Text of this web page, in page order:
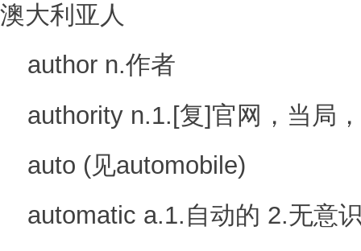
澳大利亚人
author n.作者
authority n.1.[复]官网，当局
auto (见automobile)
automatic a.1.自动的 2.无意